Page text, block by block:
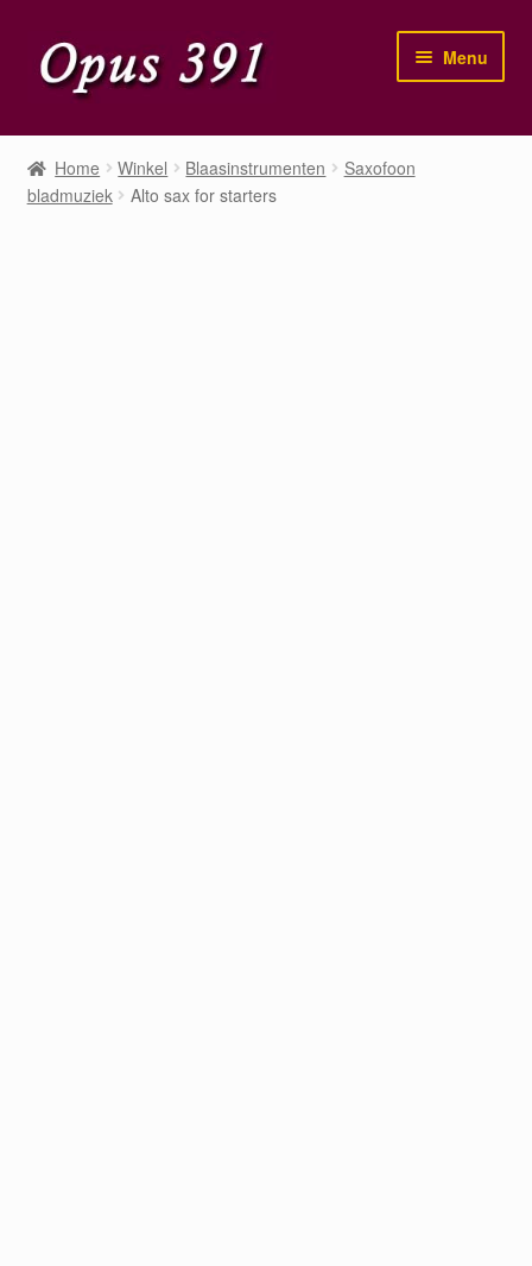
Ga
door
navigatie
Ga
naar
inhoud
Menu
Home
Winkel
Home Winkel Blaasinstrumenten
Saxofoon
bladmuziek
Alto sax for starters